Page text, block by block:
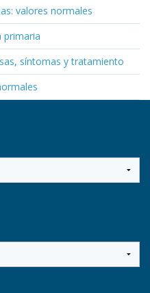
valores normales
primaria
síntomas y tratamiento